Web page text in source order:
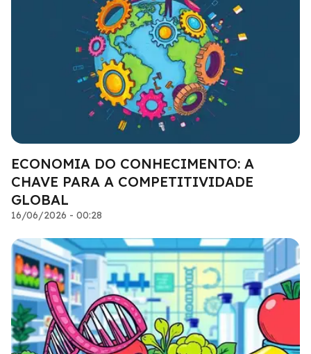
ECONOMIA DO CONHECIMENTO: A
CHAVE PARA A COMPETITIVIDADE
GLOBAL
16/06/2026 - 00:28